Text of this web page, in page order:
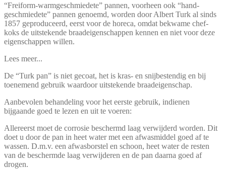
“Freiform-warmgeschmiedete” pannen, voorheen ook “hand-
geschmiedete” pannen genoemd, worden door Albert Turk al sinds
1857 geproduceerd, eerst voor de horeca, omdat bekwame chef-
koks de uitstekende braadeigenschappen kennen en niet voor deze
eigenschappen willen.
Lees meer...
De “Turk pan” is niet gecoat, het is kras- en snijbestendig en bij
toenemend gebruik waardoor uitstekende braadeigenschap.
Aanbevolen behandeling voor het eerste gebruik, indienen
bijgaande goed te lezen en uit te voeren:
Allereerst moet de corrosie beschermd laag verwijderd worden. Dit
doet u door de pan in heet water met een afwasmiddel goed af te
wassen. D.m.v. een afwasborstel en schoon, heet water de resten
van de beschermde laag verwijderen en de pan daarna goed af
drogen.